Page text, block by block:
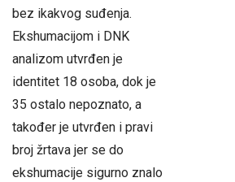
bez ikakvog suđenja.
Ekshumacijom i DNK
analizom utvrđen je
identitet 18 osoba, dok je
35 ostalo nepoznato, a
također je utvrđen i pravi
broj žrtava jer se do
ekshumacije sigurno znalo